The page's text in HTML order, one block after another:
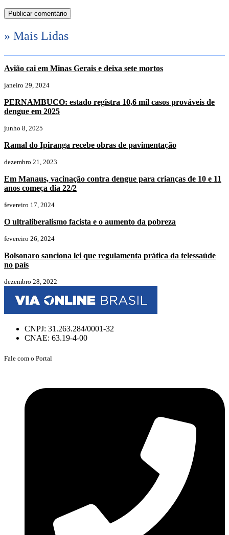
» Mais Lidas
Avião cai em Minas Gerais e deixa sete mortos
janeiro 29, 2024
PERNAMBUCO: estado registra 10,6 mil casos prováveis de
dengue em 2025
junho 8, 2025
Ramal do Ipiranga recebe obras de pavimentação
dezembro 21, 2023
Em Manaus, vacinação contra dengue para crianças de 10 e 11
anos começa dia 22/2
fevereiro 17, 2024
O ultraliberalismo facista e o aumento da pobreza
fevereiro 26, 2024
Bolsonaro sanciona lei que regulamenta prática da telessaúde
no país
dezembro 28, 2022
CNPJ: 31.263.284/0001-32
CNAE: 63.19-4-00
Fale com o Portal